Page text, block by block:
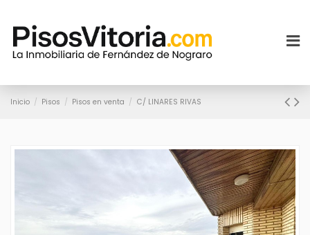
Inicio Pisos Pisos en venta C/ LINARES RIVAS